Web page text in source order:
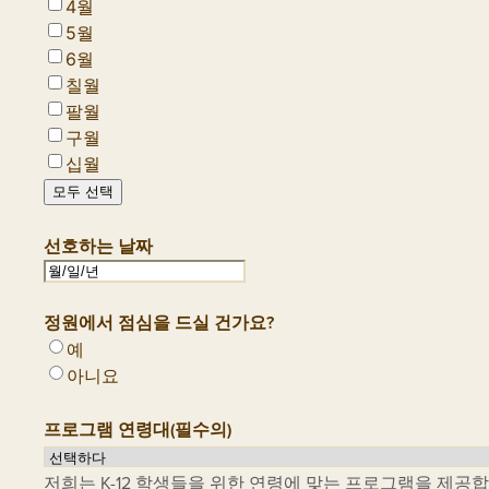
4월
5월
6월
칠월
팔월
구월
십월
모두 선택
선호하는 날짜
MM/DD/YYYY
정원에서 점심을 드실 건가요?
예
아니요
프로그램 연령대(필수의)
저희는 K-12 학생들을 위한 연령에 맞는 프로그램을 제공